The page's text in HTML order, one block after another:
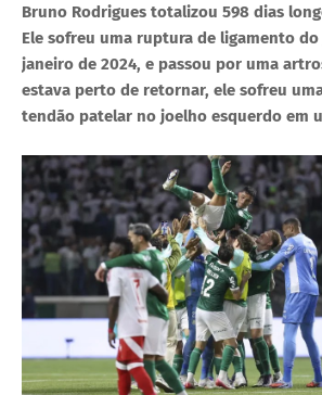
Bruno Rodrigues totalizou 598 dias
Ele sofreu uma ruptura de ligamento
janeiro de 2024, e passou por uma
estava perto de retornar, ele sofreu
tendão patelar no joelho esquerdo em